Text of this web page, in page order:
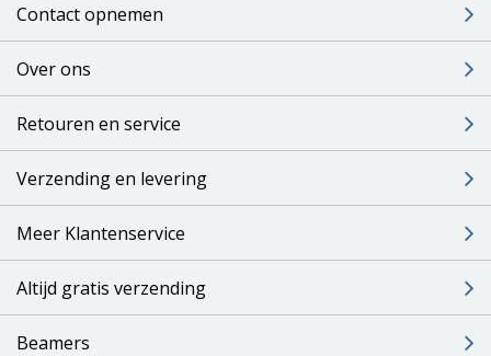
Contact opnemen
Over ons
Retouren en service
Verzending en levering
Meer Klantenservice
Altijd gratis verzending
Beamers